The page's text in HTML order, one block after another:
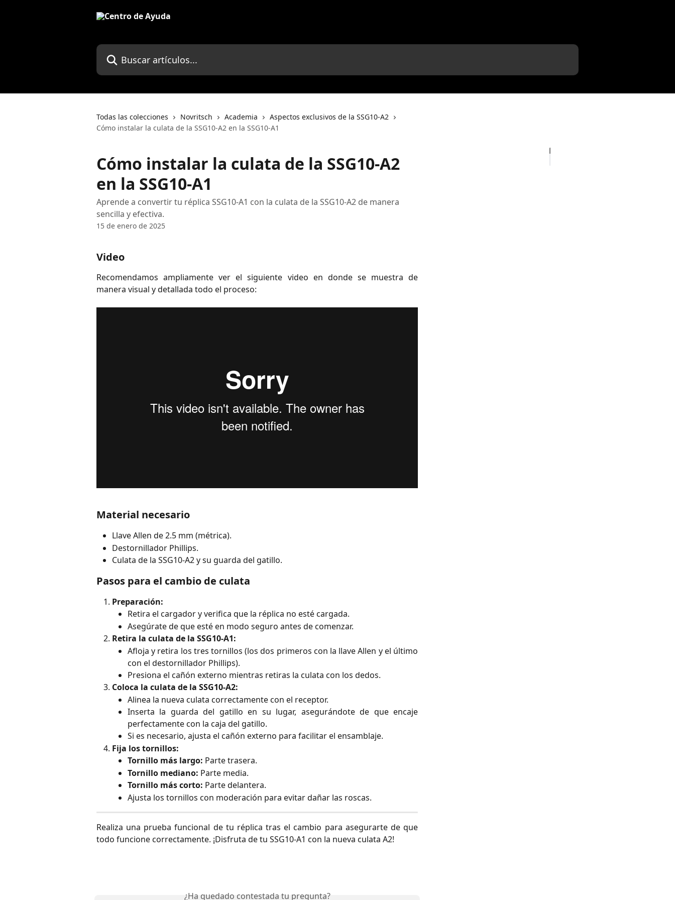
Buscar artículos...
Todas las colecciones Novritsch Academia
Aspectos exclusivos de la SSG10-A2
Cómo instalar la culata de la SSG10-A2 en la SSG10-A1
Cómo instalar la culata de la SSG10-A2
en la SSG10-A1
Aprende a convertir tu réplica SSG10-A1 con la culata de la SSG10-A2 de manera
sencilla y efectiva.
15 de enero de 2025
Video
Recomendamos ampliamente ver el siguiente video en donde se muestra de
manera visual y detallada todo el proceso:
Material necesario
Llave Allen de 2.5 mm (métrica).
Destornillador Phillips.
Culata de la SSG10-A2 y su guarda del gatillo.
Pasos para el cambio de culata
Preparación:
Retira el cargador y verifica que la réplica no esté cargada.
Asegúrate de que esté en modo seguro antes de comenzar.
Retira la culata de la SSG10-A1:
Afloja y retira los tres tornillos (los dos primeros con la llave Allen y el último
con el destornillador Phillips).
Presiona el cañón externo mientras retiras la culata con los dedos.
Coloca la culata de la SSG10-A2:
Alinea la nueva culata correctamente con el receptor.
Inserta la guarda del gatillo en su lugar, asegurándote de que encaje
perfectamente con la caja del gatillo.
Si es necesario, ajusta el cañón externo para facilitar el ensamblaje.
Fija los tornillos:
Tornillo más largo: Parte trasera.
Tornillo mediano: Parte media.
Tornillo más corto: Parte delantera.
Ajusta los tornillos con moderación para evitar dañar las roscas.
Realiza una prueba funcional de tu réplica tras el cambio para asegurarte de que
todo funcione correctamente. ¡Disfruta de tu SSG10-A1 con la nueva culata A2!
¿Ha quedado contestada tu pregunta?